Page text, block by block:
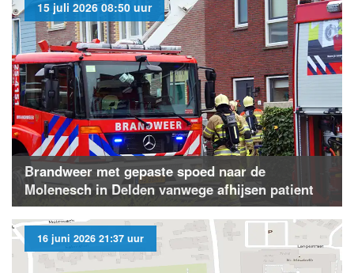
15 juli 2026 08:50 uur
Brandweer met gepaste spoed naar de
Molenesch in Delden vanwege afhijsen patient
16 juni 2026 21:37 uur